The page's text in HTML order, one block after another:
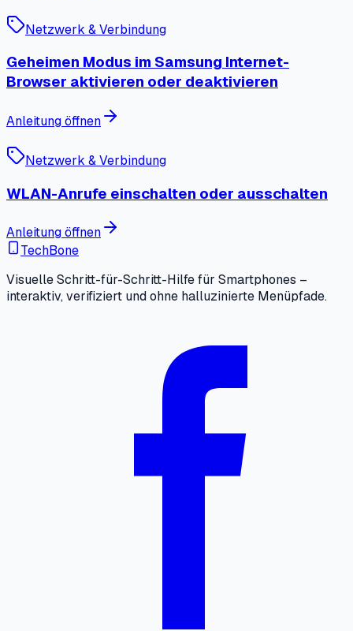
Netzwerk & Verbindung
Geheimen Modus im Samsung Internet-
Browser aktivieren oder deaktivieren
Anleitung öffnen
Netzwerk & Verbindung
WLAN-Anrufe einschalten oder ausschalten
Anleitung öffnen
TechBone
Visuelle Schritt-für-Schritt-Hilfe für Smartphones –
interaktiv, verifiziert und ohne halluzinierte Menüpfade.